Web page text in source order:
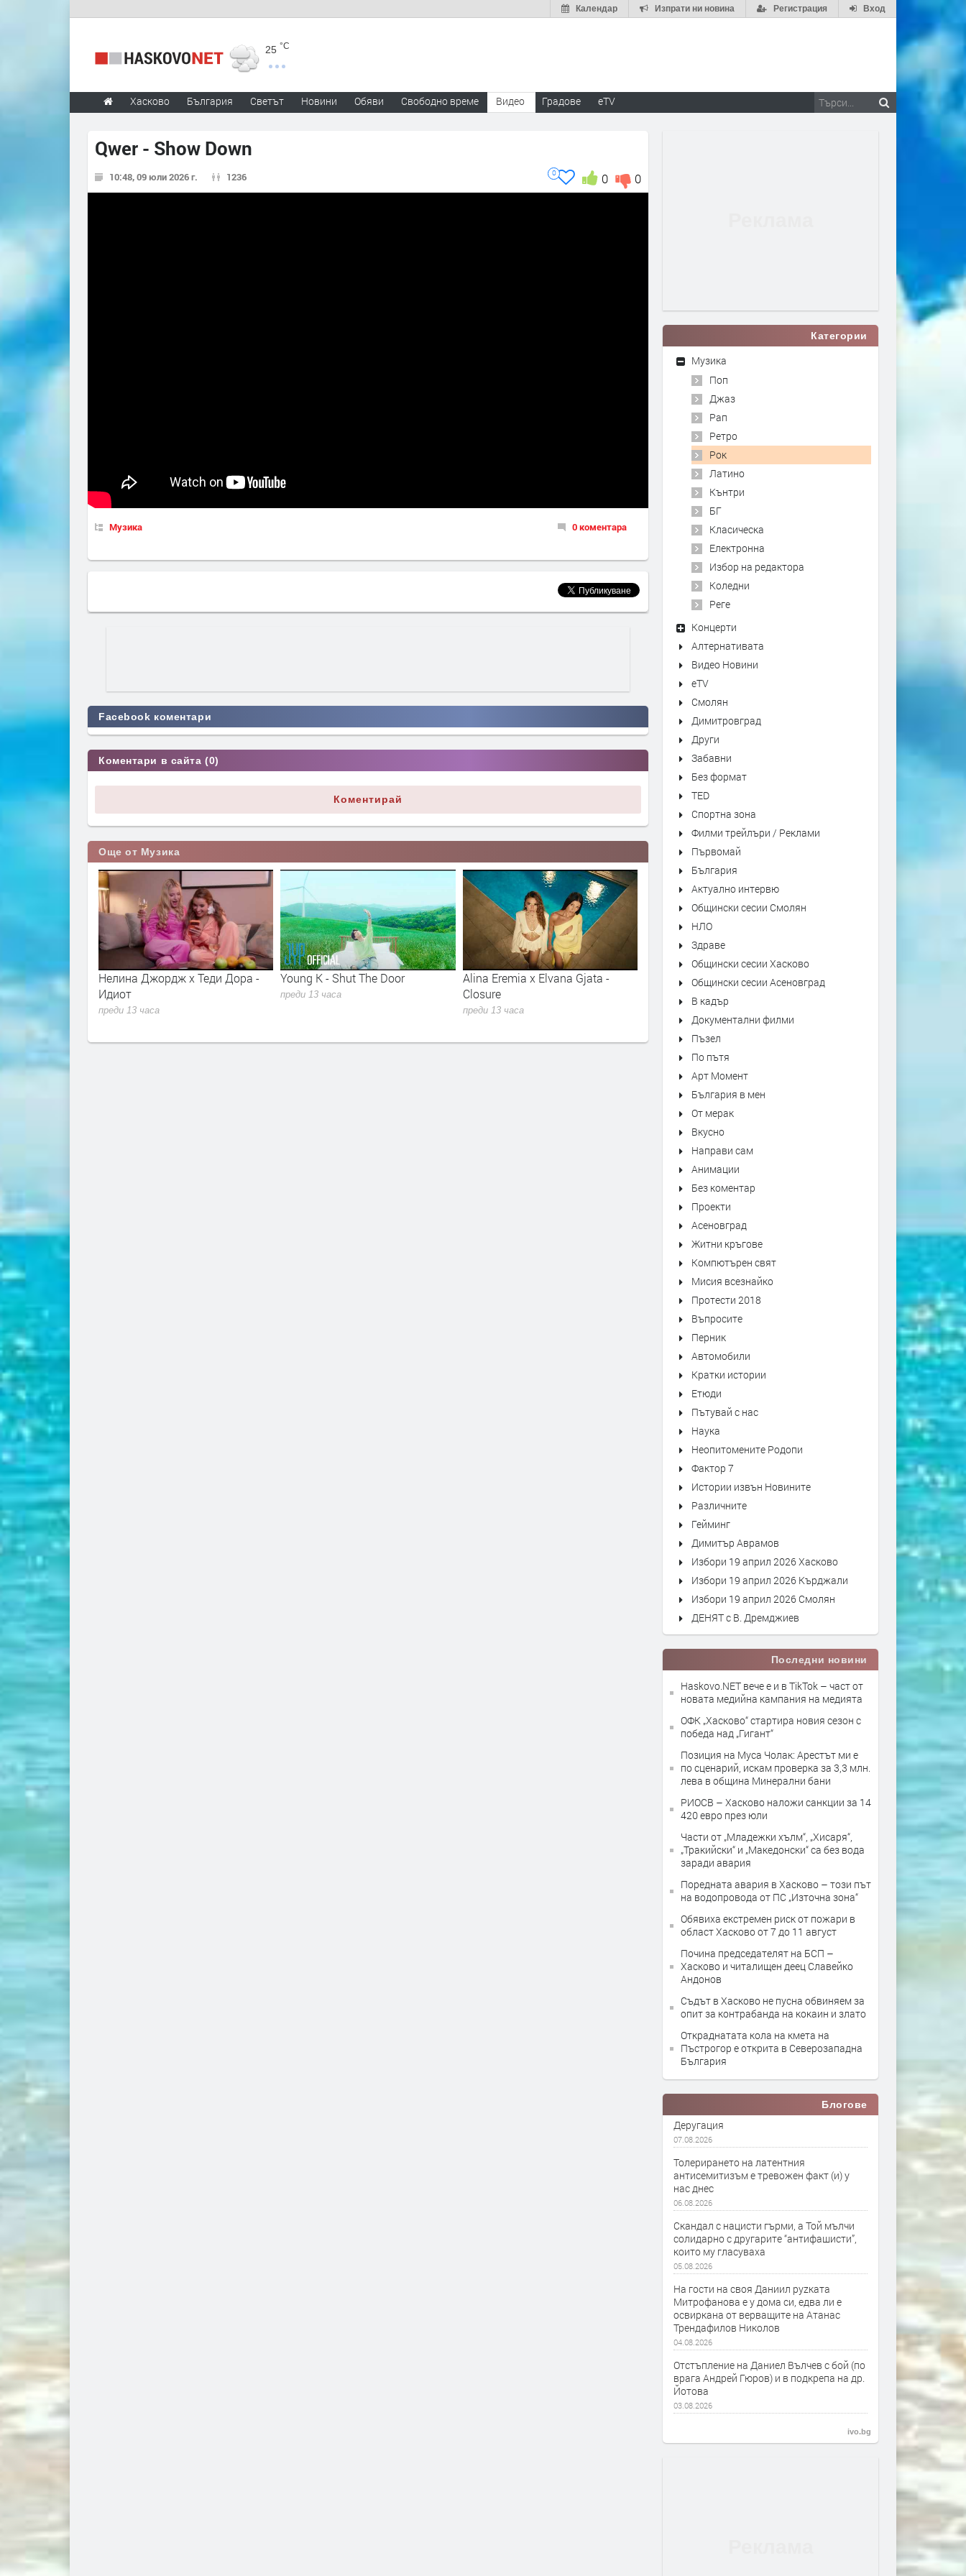
Вход
Регистрация
Изпрати ни новина
Календар
25 °C
Хасково България Светът Новини Обяви Свободно време Видео Градове eTV
Qwer - Show Down
10:48, 09 юли 2026 г. 1236 0
0
0
Музика 0 коментара
Facebook коментари
Коментари в сайта (0)
Коментирай
Още от Музика
- Sugar Talking
2026
Нелина Джордж x Теди Дора -
Идиот
преди 13 часа
Young K - Shut The Door
преди 13 часа
Alina Eremia x Elvana Gjata -
Closure
преди 13 часа
Kiss - Forever
Категории
Музика
Поп
Джаз
Рап
Ретро
Рок
Латино
Кънтри
БГ
Класическа
Електронна
Избор на редактора
Коледни
Реге
Концерти
Алтернативата
Видео Новини
eTV
Смолян
Димитровград
Други
Забавни
Без формат
TED
Спортна зона
Филми трейлъри / Реклами
Първомай
България
Актуално интервю
Общински сесии Смолян
НЛО
Здраве
Общински сесии Хасково
Общински сесии Асеновград
В кадър
Документални филми
Пъзел
По пътя
Арт Момент
България в мен
От мерак
Вкусно
Направи сам
Анимации
Без коментар
Проекти
Асеновград
Житни кръгове
Компютърен свят
Мисия всезнайко
Протести 2018
Въпросите
Перник
Автомобили
Кратки истории
Етюди
Пътувай с нас
Наука
Неопитомените Родопи
Фактор 7
Истории извън Новините
Различните
Гейминг
Димитър Аврамов
Избори 19 април 2026 Хасково
Избори 19 април 2026 Кърджали
Избори 19 април 2026 Смолян
ДЕНЯТ с В. Дремджиев
Последни новини
Haskovo.NET вече е и в TikTok – част от
новата медийна кампания на медията
ОФК „Хасково“ стартира новия сезон с
победа над „Гигант“
Позиция на Муса Чолак: Арестът ми е
по сценарий, искам проверка за 3,3 млн.
лева в община Минерални бани
РИОСВ – Хасково наложи санкции за 14
420 евро през юли
Части от „Младежки хълм“, „Хисаря“,
„Тракийски“ и „Македонски“ са без вода
заради авария
Поредната авария в Хасково – този път
на водопровода от ПС „Източна зона“
Обявиха екстремен риск от пожари в
област Хасково от 7 до 11 август
Почина председателят на БСП –
Хасково и читалищен деец Славейко
Андонов
Съдът в Хасково не пусна обвиняем за
опит за контрабанда на кокаин и злато
Откраднатата кола на кмета на
Пъстрогор е открита в Северозападна
България
Блогове
Деругация
07.08.2026
Толерирането на латентния
антисемитизъм е тревожен факт (и) у
нас днес
06.08.2026
Скандал с нацисти гърми, а Той мълчи
солидарно с другарите “антифашисти”,
които му гласуваха
05.08.2026
На гости на своя Даниил руzката
Митрофанова е у дома си, едва ли е
освиркана от верващите на Атанас
Трендафилов Николов
04.08.2026
Отстъпление на Даниел Вълчев с бой (по
врага Андрей Гюров) и в подкрепа на др.
Йотова
03.08.2026
ivo.bg